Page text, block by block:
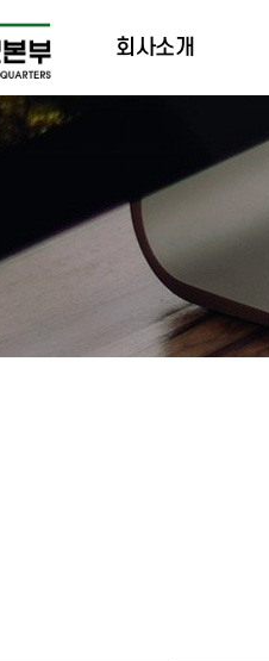
회사소개
오시는길
측정장비